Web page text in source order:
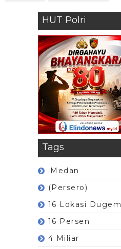
HUT Polri
Tags
.Medan
(Persero)
16 Lokasi Dugem
16 Persen
4 Miliar